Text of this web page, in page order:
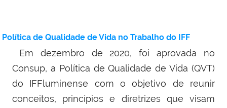
Política de Qualidade de Vida no Trabalho do IFF
Em dezembro de 2020, foi aprovada no
Consup, a Política de Qualidade de Vida (QVT)
do IFFluminense com o objetivo de reunir
conceitos, princípios e diretrizes que visam